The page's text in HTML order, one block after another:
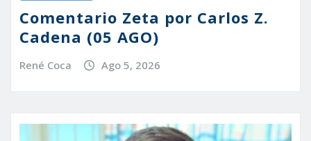
Comentario Zeta por Carlos Z.
Cadena (05 AGO)
René Coca Ago 5, 2026